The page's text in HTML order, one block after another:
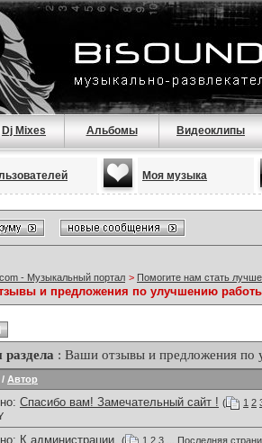
Dj Mixes Альбомы Видеоклипы
Моя музыка
- Музыкальный портал > Помогите нам стать
и предложения по улучшению
: Ваши отзывы и предложения по
/ Автор
Спасибо вам! Замечательный сайт ! ( 1 2
К администрации. ( 1 2 3
Последняя